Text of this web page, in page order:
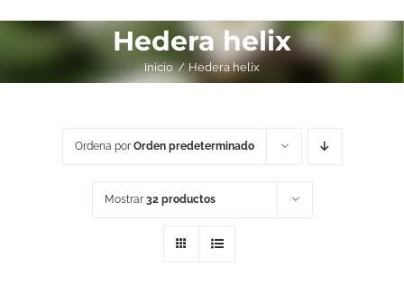
Hedera helix
Inicio Hedera helix
Ordena por Orden predeterminado
Mostrar 32 productos